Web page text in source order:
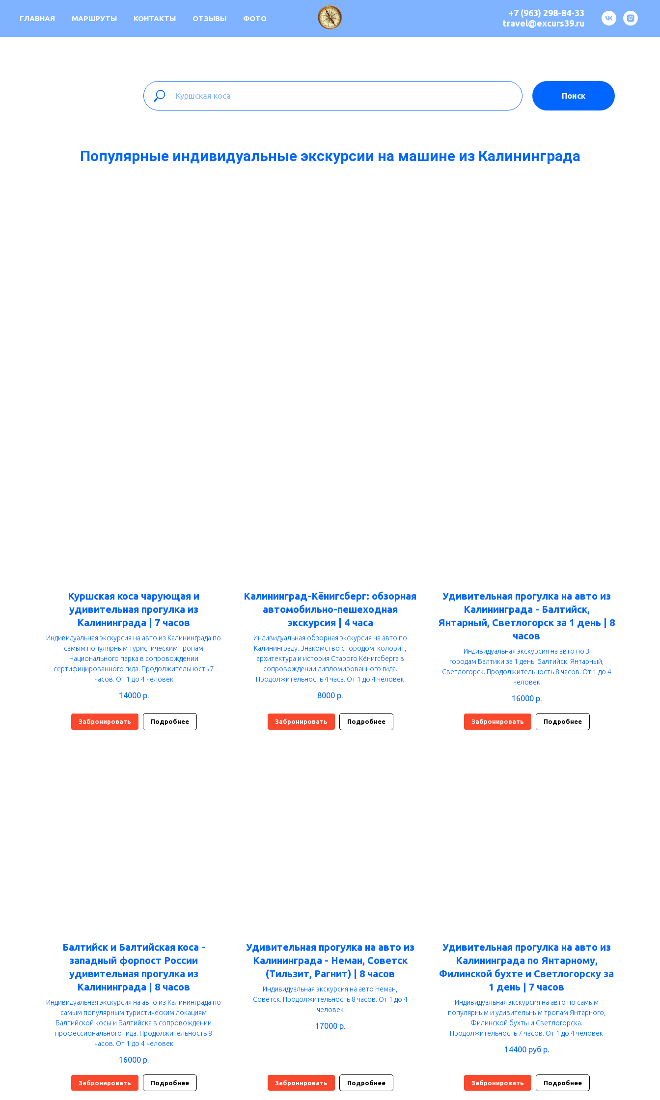
ГЛАВНАЯ МАРШРУТЫ КОНТАКТЫ ОТЗЫВЫ ФОТО
+7 (963) 298-84-33
travel@excurs39.ru
Поиск
Популярные индивидуальные экскурсии на машине из Калининграда
Куршская коса чарующая и
удивительная прогулка из
Калининграда | 7 часов
Индивидуальная экскурсия на авто из Калининграда по
самым популярным туристическим тропам
Национального парка в сопровождении
сертифицированного гида. Продолжительность 7
часов. От 1 до 4 человек
14000 р.
Забронировать Подробнее
Калининград-Кёнигсберг: обзорная
автомобильно-пешеходная
экскурсия | 4 часа
Индивидуальная обзорная экскурсия на авто по
Калининграду. Знакомство с городом: колорит,
архитектура и история Старого Кёнигсберга в
сопровождении дипломированного гида.
Продолжительность 4 часа. От 1 до 4 человек
8000 р.
Забронировать Подробнее
Удивительная прогулка на авто из
Калининграда - Балтийск,
Янтарный, Светлогорск за 1 день | 8
часов
Индивидуальная экскурсия на авто по 3
городам Балтики за 1 день. Балтийск. Янтарный,
Светлогорск. Продолжительность 8 часов. От 1 до 4
человек
16000 р.
Забронировать Подробнее
Балтийск и Балтийская коса -
западный форпост России
удивительная прогулка из
Калининграда | 8 часов
Индивидуальная экскурсия на авто из Калининграда по
самым популярным туристическим локациям
Балтийской косы и Балтийска в сопровождении
профессионального гида. Продолжительность 8
часов. От 1 до 4 человек
16000 р.
Забронировать Подробнее
Удивительная прогулка на авто из
Калининграда - Неман, Советск
(Тильзит, Рагнит) | 8 часов
Индивидуальная экскурсия на авто Неман,
Советск. Продолжительность 8 часов. От 1 до 4
человек
17000 р.
Забронировать Подробнее
Удивительная прогулка на авто из
Калининграда по Янтарному,
Филинской бухте и Светлогорску за
1 день | 7 часов
Индивидуальная экскурсия на авто по самым
популярным и удивительным тропам Янтарного,
Филинской бухты и Светлогорска.
Продолжительность 7 часов. От 1 до 4 человек
14400 руб р.
Забронировать Подробнее